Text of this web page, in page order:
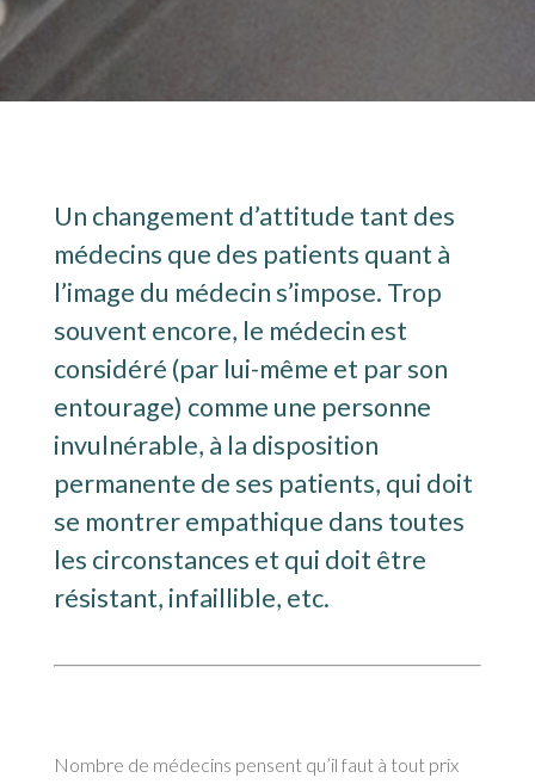
Un changement d’attitude tant des
médecins que des patients quant à
l’image du médecin s’impose. Trop
souvent encore, le médecin est
considéré (par lui-même et par son
entourage) comme une personne
invulnérable, à la disposition
permanente de ses patients, qui doit
se montrer empathique dans toutes
les circonstances et qui doit être
résistant, infaillible, etc.
Nombre de médecins pensent qu’il faut à tout prix